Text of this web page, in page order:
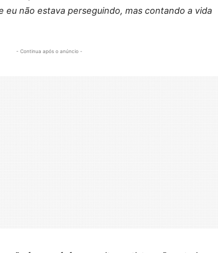
eu não estava perseguindo, mas contando a vida
- Continua após o anúncio -